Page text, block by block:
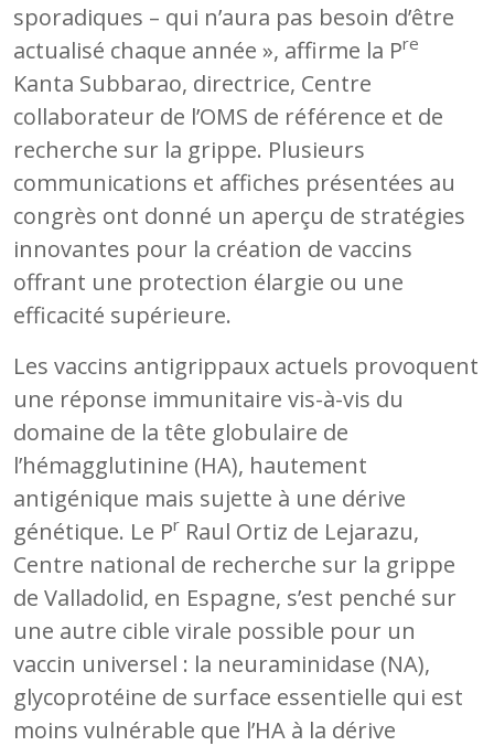
sporadiques – qui n’aura pas besoin d’être
actualisé chaque année », affirme la Pre
Kanta Subbarao, directrice, Centre
collaborateur de l’OMS de référence et de
recherche sur la grippe. Plusieurs
communications et affiches présentées au
congrès ont donné un aperçu de stratégies
innovantes pour la création de vaccins
offrant une protection élargie ou une
efficacité supérieure.
Les vaccins antigrippaux actuels provoquent
une réponse immunitaire vis-à-vis du
domaine de la tête globulaire de
l’hémagglutinine (HA), hautement
antigénique mais sujette à une dérive
génétique. Le Pr Raul Ortiz de Lejarazu,
Centre national de recherche sur la grippe
de Valladolid, en Espagne, s’est penché sur
une autre cible virale possible pour un
vaccin universel : la neuraminidase (NA),
glycoprotéine de surface essentielle qui est
moins vulnérable que l’HA à la dérive